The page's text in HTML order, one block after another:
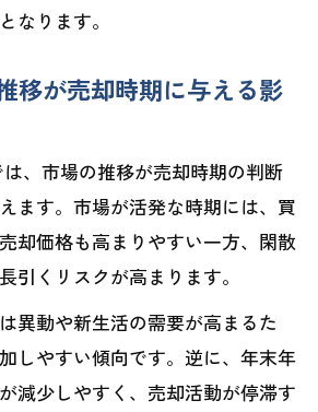
なります。
移が売却時期に与える影
、市場の推移が売却時期の判断
ます。市場が活発な時期には、買
却価格も高まりやすい一方、閑散
引くリスクが高まります。
異動や新生活の需要が高まるた
しやすい傾向です。逆に、年末年
減少しやすく、売却活動が停滞す